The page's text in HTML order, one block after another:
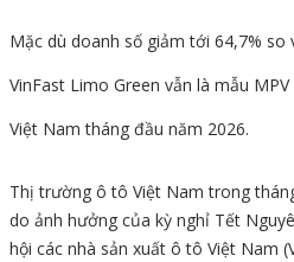
Mặc dù doanh số giảm tới 64,7%
VinFast Limo Green vẫn là mẫu
Việt Nam tháng đầu năm 2026.
Thị trường ô tô Việt Nam trong
do ảnh hưởng của kỳ nghỉ Tết
hội các nhà sản xuất ô tô Việt Nam